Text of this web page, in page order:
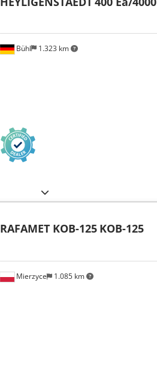
Bühl 1.323 km
Mierzyce 1.085 km
RAFAMET KOB-125 KOB-125